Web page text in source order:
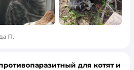
П.
для котят и